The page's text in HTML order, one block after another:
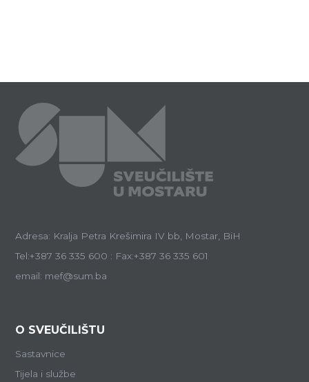
Adresa: Kralja Petra Krešimira IV bb, Mostar, BiH
Tel:+387 36 335 600 : Fax:+387 36 335 601
email: mef@sum.ba
O SVEUČILIŠTU
Sastavnice
Tijela i službe